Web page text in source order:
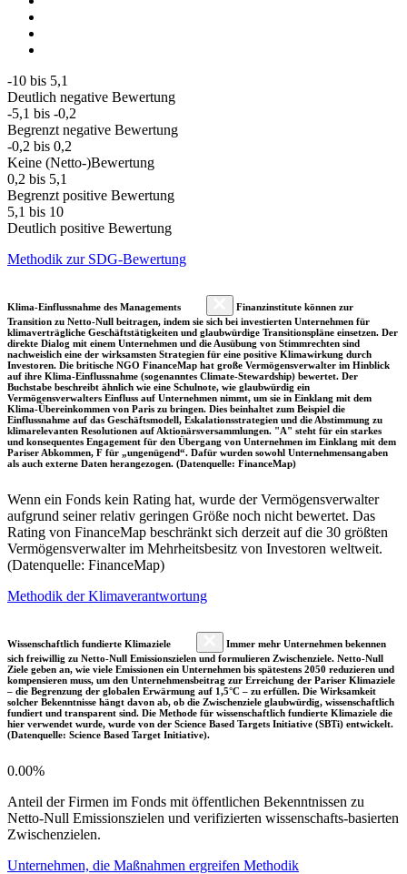
-10 bis 5,1
Deutlich negative Bewertung
-5,1 bis -0,2
Begrenzt negative Bewertung
-0,2 bis 0,2
Keine (Netto-)Bewertung
0,2 bis 5,1
Begrenzt positive Bewertung
5,1 bis 10
Deutlich positive Bewertung
Methodik zur SDG-Bewertung
Klima-Einflussnahme des Managements
Finanzinstitute können zur
Transition zu Netto-Null beitragen, indem sie sich bei investierten Unternehmen für
klimaverträgliche Geschäftstätigkeiten und glaubwürdige Transitionspläne einsetzen. Der
direkte Dialog mit einem Unternehmen und die Ausübung von Stimmrechten sind
nachweislich eine der wirksamsten Strategien für eine positive Klimawirkung durch
Investoren. Die britische NGO FinanceMap hat große Vermögensverwalter im Hinblick
auf ihre Klima-Einflussnahme (sogenanntes Climate-Stewardship) bewertet. Der
Buchstabe beschreibt ähnlich wie eine Schulnote, wie glaubwürdig ein
Vermögensverwalters Einfluss auf Unternehmen nimmt, um sie in Einklang mit dem
Klima-Übereinkommen von Paris zu bringen. Dies beinhaltet zum Beispiel die
Einflussnahme auf das Geschäftsmodell, Eskalationsstrategien und die Abstimmung zu
klimarelevanten Resolutionen auf Aktionärsversammlungen. "A" steht für ein starkes
und konsequentes Engagement für den Übergang von Unternehmen im Einklang mit dem
Pariser Abkommen, F für „ungenügend“. Dafür wurden sowohl Unternehmensangaben
als auch externe Daten herangezogen. (Datenquelle: FinanceMap)
Wenn ein Fonds kein Rating hat, wurde der Vermögensverwalter
aufgrund seiner relativ geringen Größe noch nicht bewertet. Das
Rating von FinanceMap beschränkt sich derzeit auf die 30 größten
Vermögensverwalter im Mehrheitsbesitz von Investoren weltweit.
(Datenquelle: FinanceMap)
Methodik der Klimaverantwortung
Wissenschaftlich fundierte Klimaziele
Immer mehr Unternehmen bekennen
sich freiwillig zu Netto-Null Emissionszielen und formulieren Zwischenziele. Netto-Null
Ziele geben an, wie viele Emissionen ein Unternehmen bis spätestens 2050 reduzieren und
kompensieren muss, um den Unternehmensbeitrag zur Erreichung der Pariser Klimaziele
– die Begrenzung der globalen Erwärmung auf 1,5°C – zu erfüllen. Die Wirksamkeit
solcher Bekenntnisse hängt davon ab, ob die Zwischenziele glaubwürdig, wissenschaftlich
fundiert und transparent sind. Die Methode für wissenschaftlich fundierte Klimaziele die
hier verwendet wurde, wurde von der Science Based Targets Initiative (SBTi) entwickelt.
(Datenquelle: Science Based Target Initiative).
0.00%
Anteil der Firmen im Fonds mit öffentlichen Bekenntnissen zu
Netto-Null Emissionszielen und verifizierten wissenschafts-basierten
Zwischenzielen.
Unternehmen, die Maßnahmen ergreifen Methodik